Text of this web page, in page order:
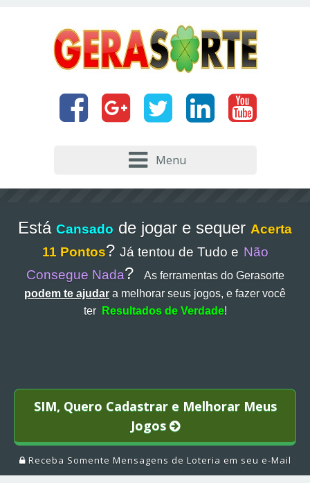
Menu
Está Cansado de jogar e sequer Acerta
11 Pontos? Já tentou de Tudo e Não
Consegue Nada?
As ferramentas do Gerasorte
podem te ajudar a melhorar seus jogos, e fazer você
ter
Resultados de Verdade!
SIM, Quero Cadastrar e Melhorar Meus
Jogos
Receba Somente Mensagens de Loteria em seu e-Mail